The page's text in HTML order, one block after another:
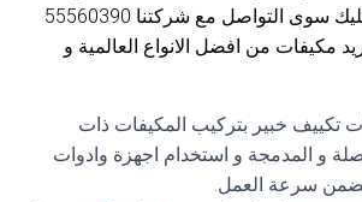
مكيف مركزي فما عليك سوى التواصل مع شركتنا 55560390
مكيفات من افضل الانواع العالمية و
تكييف خبير بتركيب المكيفات ذات
و المدمجة و استخدام اجهزة وادوات
سرعة العمل.